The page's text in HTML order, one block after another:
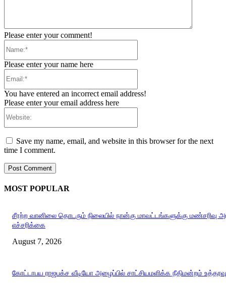
Please enter your comment!
Please enter your name here
You have entered an incorrect email address!
Please enter your email address here
Save my name, email, and website in this browser for the next
time I comment.
MOST POPULAR
சீரற்ற வானிலை தொடரும் நிலையில் நான்கு மாவட்டங்களுக்கு மண்சரிவு
எச்சரிக்கை
August 7, 2026
கோட்டாபய ராஜபக்ச வீடியோ அழைப்பில் சாட்சியமளிக்க நீதிமன்றம் உத்தரவு